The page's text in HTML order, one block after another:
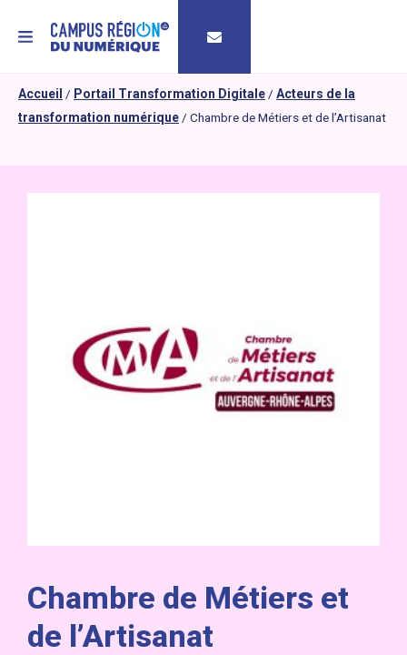
MENU
Accueil / Portail Transformation Digitale / Acteurs de la
transformation numérique / Chambre de Métiers et de l’Artisanat
Chambre de Métiers et
de l’Artisanat